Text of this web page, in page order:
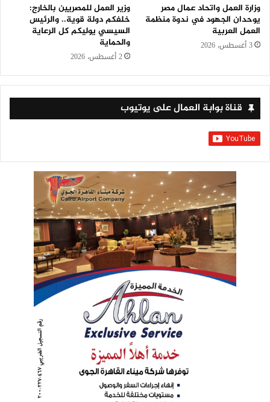
وزارة العمل واتحاد عمال مصر
يوحدان الجهود في ندوة منظمة
العمل العربية
3 أغسطس، 2026
وزير العمل للمصريين بالخارج:
خلفكم دولة قوية.. والرئيس
السيسي يوليكم كل الرعاية
والحماية
2 أغسطس، 2026
قناة بوابة العمال على يوتيوب